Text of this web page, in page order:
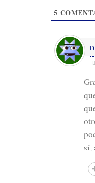
5
sí,